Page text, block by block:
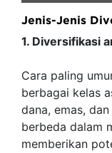
Jenis-Jenis
1. Diversifikasi
Cara paling
berbagai kelas
dana, emas,
berbeda dalam
memberikan